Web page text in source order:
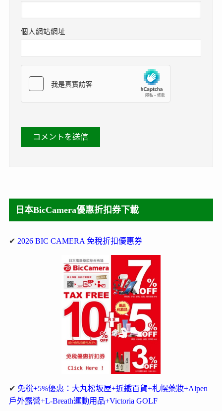
個人網站網址
日本BicCamera優惠折扣券下載
✔ 2026 BIC CAMERA 免稅折扣優惠券
✔ 免稅+5%優惠：大丸松坂屋+近鐵百貨+札幌藥妝+Alpen
戶外露營+L-Breath運動用品+Victoria GOLF